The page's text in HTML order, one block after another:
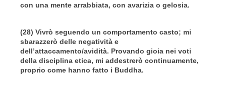
con una mente arrabbiata, con avarizia o gelosia.
(28) Vivrò seguendo un comportamento casto; mi
sbarazzerò delle negatività e
dell’attaccamento/avidità. Provando gioia nei voti
della disciplina etica, mi addestrerò continuamente,
proprio come hanno fatto i Buddha.